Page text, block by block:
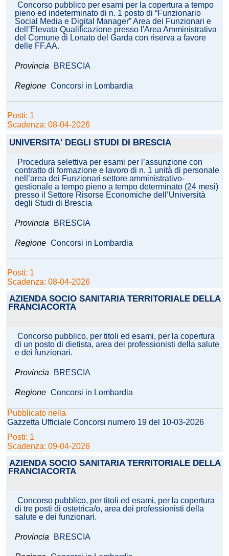
Concorso pubblico per esami per la copertura a tempo
pieno ed indeterminato di n. 1 posto di “Funzionario
Social Media e Digital Manager” Area dei Funzionari e
dell’Elevata Qualificazione presso l'Area Amministrativa
del Comune di Lonato del Garda con riserva a favore
delle FF.AA.
Provincia BRESCIA
Regione Concorsi in Lombardia
Posti: 1
Scadenza: 08-04-2026
UNIVERSITA' DEGLI STUDI DI BRESCIA
Procedura selettiva per esami per l’assunzione con
contratto di formazione e lavoro di n. 1 unità di personale
nell’area dei Funzionari settore amministrativo-
gestionale a tempo pieno a tempo determinato (24 mesi)
presso il Settore Risorse Economiche dell’Università
degli Studi di Brescia
Provincia BRESCIA
Regione Concorsi in Lombardia
Posti: 1
Scadenza: 08-04-2026
AZIENDA SOCIO SANITARIA TERRITORIALE DELLA
FRANCIACORTA
Concorso pubblico, per titoli ed esami, per la copertura
di un posto di dietista, area dei professionisti della salute
e dei funzionari.
Provincia BRESCIA
Regione Concorsi in Lombardia
Pubblicato nella
Gazzetta Ufficiale Concorsi numero 19 del 10-03-2026
Posti: 1
Scadenza: 09-04-2026
AZIENDA SOCIO SANITARIA TERRITORIALE DELLA
FRANCIACORTA
Concorso pubblico, per titoli ed esami, per la copertura
di tre posti di ostetrica/o, area dei professionisti della
salute e dei funzionari.
Provincia BRESCIA